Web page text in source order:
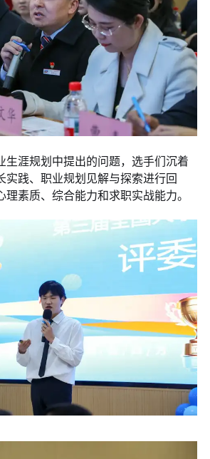
生涯规划中提出的问题，选手们沉着
实践、职业规划见解与探索进行回
素质、综合能力和求职实战能力。